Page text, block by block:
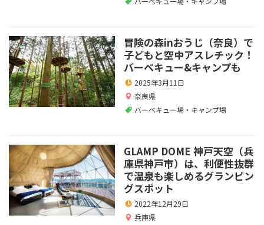
冒険の森inおうじ（奈良）で
子どもと空中アスレチック！
バーベキュー&キャンプも
2025年3月11日
奈良県
バーベキュー場・キャンプ場
GLAMP DOME 神戸天空（兵
庫県神戸市）は、利便性抜群
で温泉も楽しめるグランピン
グスポット
2022年12月29日
兵庫県